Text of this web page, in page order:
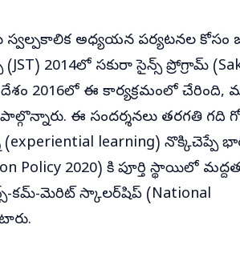
స్వల్పకాలిక అధ్యయన పర్యటనల కోసం
2014లో సకురా సైన్స్ ప్రోగ్రామ్‌
2016లో ఈ కార్యక్రమంలో
ఈ సందర్శనలు తరగతి గది
learning) నొక్కిచెప్పే
2020) కి పూర్తి స్థాయిలో
కమ్-మెరిట్ స్కాలర్‌షిప్ (National